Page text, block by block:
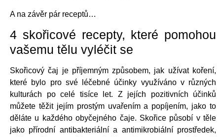
A na závěr pár receptů…
4 skořicové recepty, které pomohou
vašemu tělu vyléčit se
Skořicový čaj je příjemným způsobem, jak užívat koření,
které bylo pro své léčebné účinky využíváno v různých
kulturách po celé tisíce let. Z jejích pozitivních účinků
můžete těžit jejím prostým uvařením a popíjením, jako to
děláte u každého obyčejného čaje. Skořice působí v těle
jako přírodní antibakteriální a antimikrobiální prostředek,